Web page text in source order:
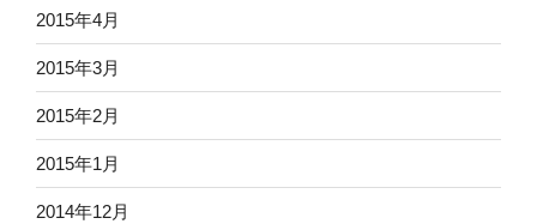
2015年4月
2015年3月
2015年2月
2015年1月
2014年12月